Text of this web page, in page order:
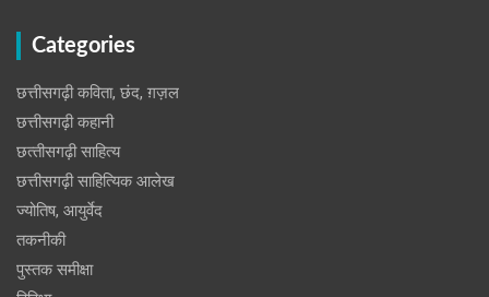
Categories
छत्तीसगढ़ी कविता, छंद, ग़ज़ल
छत्तीसगढ़ी कहानी
छत्‍तीसगढ़ी साहित्‍य
छत्तीसगढ़ी साहित्यिक आलेख
ज्योतिष, आयुर्वेद
तकनीकी
पुस्‍तक समीक्षा